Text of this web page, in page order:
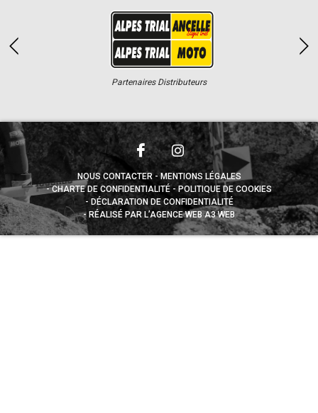
Partenaires Distributeurs
NOUS CONTACTER
MENTIONS LÉGALES
CHARTE DE CONFIDENTIALITÉ
POLITIQUE DE COOKIES
DÉCLARATION DE CONFIDENTIALITÉ
RÉALISÉ PAR L’AGENCE WEB A3 WEB